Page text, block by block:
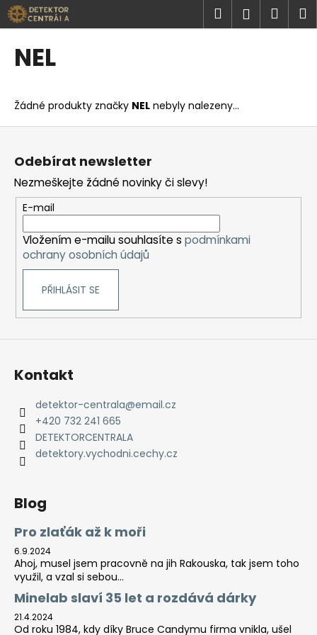
Přejít
na
obsah
Hledat
NEL
Žádné produkty značky NEL nebyly nalezeny...
K
o
o
p
o
t
ř
e
b
e
n
a
í
?
D
o
p
o
r
u
Z
Odebírat newsletter
Nezmeškejte žádné novinky či slevy!
E-mail
Vložením e-mailu souhlasíte s podmínkami
ochrany osobních údajů
PŘIHLÁSIT SE
Kontakt
detektor-centrala@email.cz
+420 732 241 665
DETEKTORCENTRALA
detektory.vychodni.cechy.cz
Blog
Pro zlaťák až k moři
6.9.2024
Ahoj, musel jsem pracovně na jih Rakouska, tak jsem toho
využil, a vzal si sebou...
Minelab slaví 35 let a rozdává dárky
21.4.2024
Od roku 1984, kdy díky Bruce Candymu firma vnikla, ušel